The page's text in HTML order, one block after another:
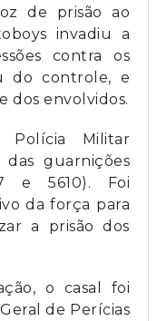
de prisão ao
invadiu a
contra os
do controle, e
dos envolvidos.
Polícia Militar
guarnições
e 5610). Foi
da força para
a prisão dos
o casal foi
de Perícias